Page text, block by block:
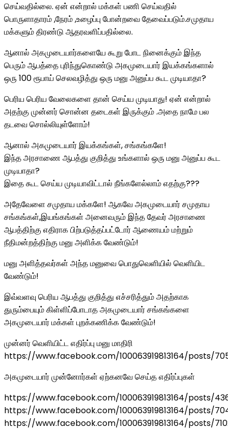
செய்வதில்லை. ஏன் என்றால் மக்கள் பணி செய்வதில்
பொருளாதாரம் ,நேரம் ,உழைப்பு போன்றவை தேவைப்படும்.சமுதாய
மக்களும் திரண்டு ஆதரவளிப்பதில்லை.
ஆனால் அகமுடையார்களையே கூறு போட நினைக்கும் இந்த
பெரும் ஆபத்தை புரிந்துகொண்டு அகமுடையார் இயக்கங்களால்
ஒரு 100 ரூபாய் செலவழித்து ஒரு மனு அனுப்ப கூட முடியாதா?
பெரிய பெரிய வேலைகளை தான் செய்ய முடியாது! ஏன் என்றால்
அதற்கு முன்னர் சொன்ன தடைகள் இருக்கும் .அதை நாமே பல
தடவை சொல்லியுள்ளோம்!
ஆனால் அகமுடையார் இயக்கங்கள், சங்கங்களே!
இந்த அரசாணை ஆபத்து குறித்து உங்களால் ஒரு மனு அனுப்ப கூட
முடியாதா?
இதை கூட செய்ய முடியாவிட்டால் நீங்களேல்லாம் எதற்கு???
அதேவேளை சமுதாய மக்களே! ஆகவே அகமுடையார் சமுதாய
சங்கங்கள்,இயங்கங்கள் அனைவரும் இந்த தேவர் அரசாணை
ஆபத்திற்கு எதிராக பிற்படுத்தப்பட்டோர் ஆணையம் மற்றும்
நீதிமன்றத்திற்கு மனு அளிக்க வேண்டும்!
மனு அளித்தவர்கள் அந்த மனுவை பொதுவெளியில் வெளியிட
வேண்டும்!
இவ்வளவு பெரிய ஆபத்து குறித்து எச்சரித்தும் அதற்காக
துரும்பையும் கிள்ளிப்போடாத அகமுடையார் சங்கங்களை
அகமுடையார் மக்கள் புறக்கணிக்க வேண்டும்!
முன்னர் வெளியிட்ட எதிர்ப்பு மனு மாதிரி
https://www.facebook.com/100063919813164/posts/
அகமுடையார் முன்னோர்கள் ஏற்கனவே செய்த எதிர்ப்புகள்
https://www.facebook.com/100063919813164/posts/
https://www.facebook.com/100063919813164/posts/
https://www.facebook.com/100063919813164/posts/